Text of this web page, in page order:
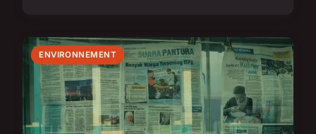
ENVIRONNEMENT